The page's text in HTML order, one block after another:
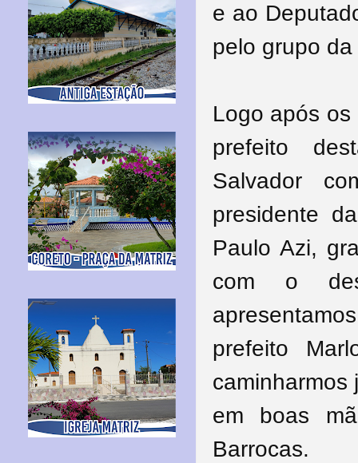
e ao
pelo grupo
Logo após
prefeito
Salvador
presidente
Paulo Azi,
com o
prefeito
em boas
Barrocas.